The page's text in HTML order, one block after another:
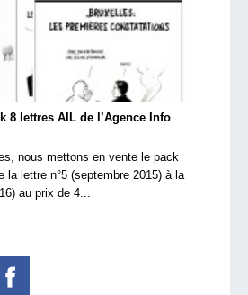
8 lettres AIL de l’Agence Info
nous mettons en vente le pack
la lettre n°5 (septembre 2015) à la
au prix de 4...